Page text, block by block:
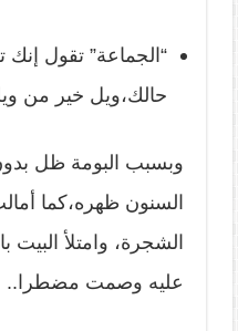
“الجماعة” تقول إنك
حالك،ويل خير من
وبسبب البومة ظل
السنون ظهره،كما
الشجرة، وامتلأ البيت
عليه وصمت مضطرا..